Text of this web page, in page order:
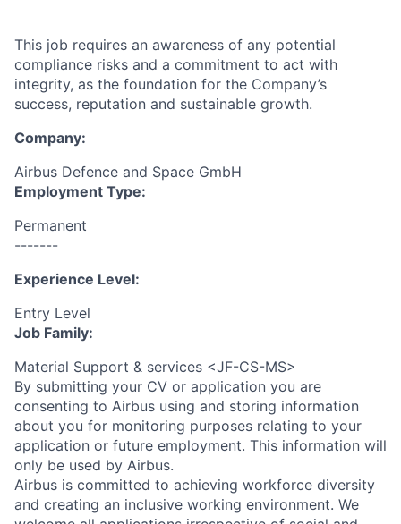
This job requires an awareness of any potential
compliance risks and a commitment to act with
integrity, as the foundation for the Company’s
success, reputation and sustainable growth.
Company:
Airbus Defence and Space GmbH
Employment Type:
Permanent
-------
Experience Level:
Entry Level
Job Family:
Material Support & services <JF-CS-MS>
By submitting your CV or application you are
consenting to Airbus using and storing information
about you for monitoring purposes relating to your
application or future employment. This information will
only be used by Airbus.
Airbus is committed to achieving workforce diversity
and creating an inclusive working environment. We